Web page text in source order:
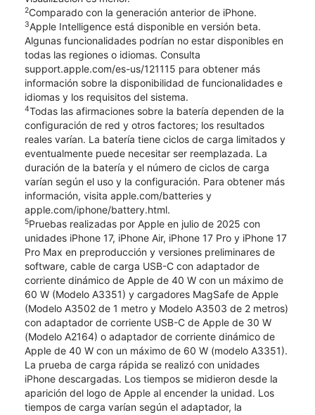
2Comparado con la generación anterior de iPhone.
3Apple Intelligence está disponible en versión beta.
Algunas funcionalidades podrían no estar disponibles en
todas las regiones o idiomas. Consulta
support.apple.com/es-us/121115 para obtener más
información sobre la disponibilidad de funcionalidades e
idiomas y los requisitos del sistema.
4Todas las afirmaciones sobre la batería dependen de la
configuración de red y otros factores; los resultados
reales varían. La batería tiene ciclos de carga limitados y
eventualmente puede necesitar ser reemplazada. La
duración de la batería y el número de ciclos de carga
varían según el uso y la configuración. Para obtener más
información, visita apple.com/batteries y
apple.com/iphone/battery.html.
5Pruebas realizadas por Apple en julio de 2025 con
unidades iPhone 17, iPhone Air, iPhone 17 Pro y iPhone 17
Pro Max en preproducción y versiones preliminares de
software, cable de carga USB-C con adaptador de
corriente dinámico de Apple de 40 W con un máximo de
60 W (Modelo A3351) y cargadores MagSafe de Apple
(Modelo A3502 de 1 metro y Modelo A3503 de 2 metros)
con adaptador de corriente USB-C de Apple de 30 W
(Modelo A2164) o adaptador de corriente dinámico de
Apple de 40 W con un máximo de 60 W (modelo A3351).
La prueba de carga rápida se realizó con unidades
iPhone descargadas. Los tiempos se midieron desde la
aparición del logo de Apple al encender la unidad. Los
tiempos de carga varían según el adaptador, la